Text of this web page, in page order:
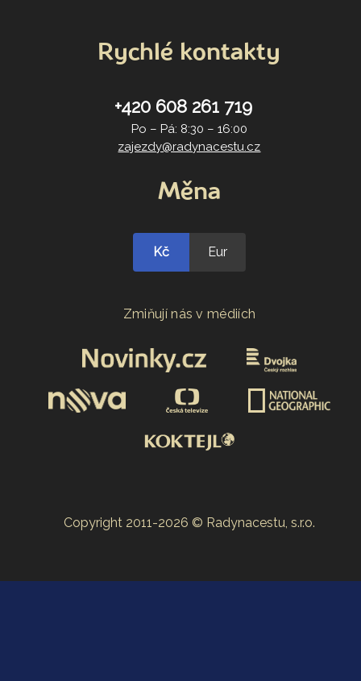
Rychlé kontakty
+420 608 261 719
Po – Pá: 8:30 – 16:00
zajezdy@radynacestu.cz
Měna
Kč Eur
Zmiňují nás v médiích
Copyright 2011-2026 © Radynacestu, s.r.o.